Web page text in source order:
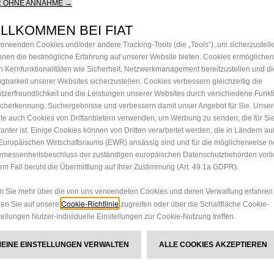
Statement und
Straße.
Magic Window​
Das sich öffnende
zum Kofferraum, ideal für
OHNE ANNAHME →
BEI FIAT
Cookies und/oder andere Tracking-Tools (die „Tools“), um
die bestmögliche Erfahrung auf unserer Website bieten. Cookies
Kernfunktionalitäten wie Sicherheit, Netzwerkmanagement bereitzustellen und
unserer Websites sicherzustellen. Cookies verbessern gleichzeitig die
und die Leistungen unserer Websites durch verschiedene
Suchergebnisse und verbessern damit unser Angebot für Sie.
auch Cookies von Drittanbietern verwenden, um Werbung zu senden, die für Sie
ist. Einige Cookies können von Dritten verarbeitet werden, die in Ländern
Wirtschaftsraums (EWR) ansässig sind und für die möglicherweise
der zuständigen europäischen Datenschutzbehörden
Fall beruht die Übermittlung auf Ihrer Zustimmung (Art. 49.1a GDPR).
Sie mehr über die von uns verwendeten Cookies und deren Verwaltung
Sie auf unsere Cookie-Richtlinie zugreifen oder über die Schaltfläche Cookie-
Nutzer-individuelle Einstellungen zur Cookie-Nutzung treffen.
MEINE EINSTELLUNGEN VERWALTEN ALLE COOKIES AKZEPTIEREN